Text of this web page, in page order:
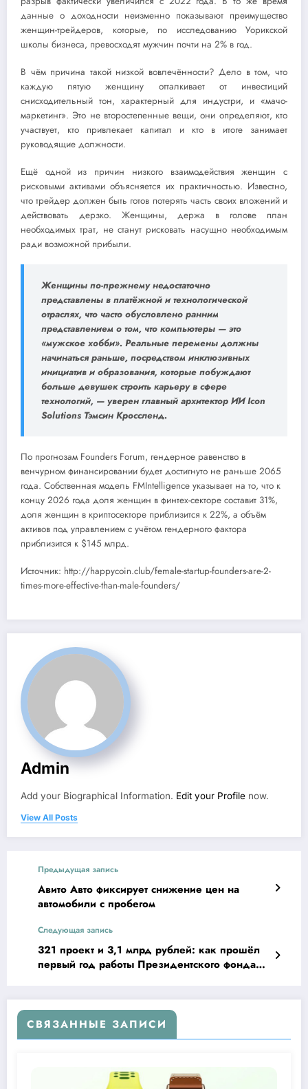
данные о доходности неизменно показывают преимущество
женщин-трейдеров, которые, по исследованию Уорикской
школы бизнеса, превосходят мужчин почти на 2% в год.
В чём причина такой низкой вовлечённости? Дело в том, что
каждую пятую женщину отталкивает от инвестиций
снисходительный тон, характерный для индустри, и «мачо-
маркетинг». Это не второстепенные вещи, они определяют, кто
участвует, кто привлекает капитал и кто в итоге занимает
руководящие должности.
Ещё одной из причин низкого взаимодействия женщин с
рисковыми активами объясняется их практичностью. Известно,
что трейдер должен быть готов потерять часть своих вложений и
действовать дерзко. Женщины, держа в голове план
необходимых трат, не станут рисковать насущно необходимым
ради возможной прибыли.
Женщины по-прежнему недостаточно
представлены в платёжной и технологической
отраслях, что часто обусловлено ранним
представлением о том, что компьютеры — это
«мужское хобби». Реальные перемены должны
начинаться раньше, посредством инклюзивных
инициатив и образования, которые побуждают
больше девушек строить карьеру в сфере
технологий, — уверен главный архитектор ИИ Icon
Solutions Тэмсин Кроссленд.
По прогнозам Founders Forum, гендерное равенство в
венчурном финансировании будет достигнуто не раньше 2065
года. Собственная модель FMIntelligence указывает на то, что к
концу 2026 года доля женщин в финтех-секторе составит 31%,
доля женщин в криптосекторе приблизится к 22%, а объём
активов под управлением с учётом гендерного фактора
приблизится к $145 млрд.
Источник: http://happycoin.club/female-startup-founders-are-2-
times-more-effective-than-male-founders/
Admin
Add your Biographical Information. Edit your Profile now.
View All Posts
Предыдущая запись
Авито Авто фиксирует снижение цен на
автомобили с пробегом
Следующая запись
321 проект и 3,1 млрд рублей: как прошёл
первый год работы Президентского фонда
СВЯЗАННЫЕ ЗАПИСИ